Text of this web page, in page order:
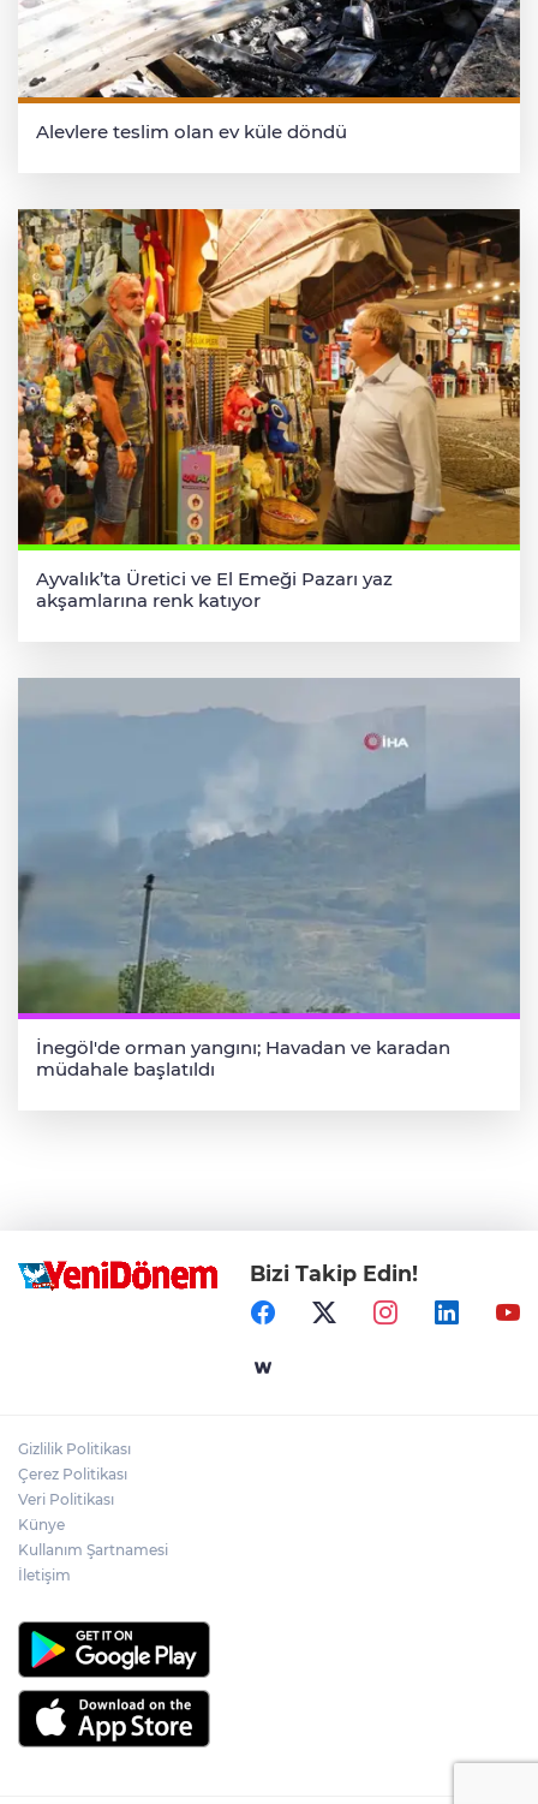
Alevlere teslim olan ev küle döndü
Ayvalık’ta Üretici ve El Emeği Pazarı yaz
akşamlarına renk katıyor
İnegöl'de orman yangını; Havadan ve karadan
müdahale başlatıldı
Bizi Takip Edin!
Gizlilik Politikası
Çerez Politikası
Veri Politikası
Künye
Kullanım Şartnamesi
İletişim